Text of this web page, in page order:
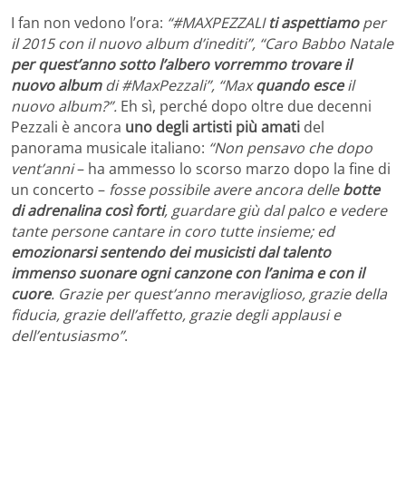
I fan non vedono l’ora: “#MAXPEZZALIti aspettiamoper
il 2015 con il nuovo album d’inediti”, “Caro Babbo Natale
per quest’anno sotto l’albero vorremmo trovare il
nuovo albumdi #MaxPezzali”, “Maxquando esceil
nuovo album?”. Eh sì, perché dopo oltre due decenni
Pezzali è ancora uno degli artisti più amati del
panorama musicale italiano: “Non pensavo che dopo
vent’anni– ha ammesso lo scorso marzo dopo la fine di
un concerto – fosse possibile avere ancora dellebotte
di adrenalina così forti, guardare giù dal palco e vedere
tante persone cantare in coro tutte insieme; ed
emozionarsi sentendo dei musicisti dal talento
immenso suonare ogni canzone con l’anima e con il
cuore. Grazie per quest’anno meraviglioso, grazie della
fiducia, grazie dell’affetto, grazie degli applausi e
dell’entusiasmo”.